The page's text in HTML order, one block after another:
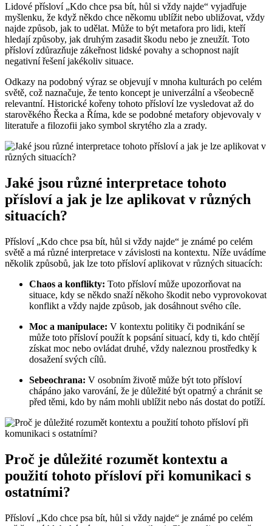
Lidové přísloví „Kdo chce psa bít, hůl si vždy najde“ vyjadřuje
myšlenku, že když někdo chce někomu ublížit nebo ubližovat, vždy
najde způsob, jak to udělat. Může to být metafora pro lidi, kteří
hledají způsoby, jak druhým zasadit škodu nebo je zneužít. Toto
přísloví zdůrazňuje zákeřnost lidské povahy a schopnost najít
negativní řešení jakékoliv situace.
Odkazy na podobný výraz se objevují v mnoha kulturách po celém
světě, což naznačuje, že tento koncept je univerzální a všeobecně
relevantní. Historické kořeny tohoto přísloví lze vysledovat až do
starověkého Řecka a Říma, kde se podobné metafory objevovaly v
literatuře a filozofii jako symbol skrytého zla a zrady.
Jaké jsou různé interpretace tohoto
přísloví a jak je lze aplikovat v různých
situacích?
Přísloví „Kdo chce psa bít, hůl si vždy najde“ je známé po celém
světě a má různé interpretace v závislosti na kontextu. Níže uvádíme
několik způsobů, jak lze toto přísloví aplikovat v různých situacích:
Chaos a konflikty: Toto přísloví může upozorňovat na
situace, kdy se někdo snaží někoho škodit nebo vyprovokovat
konflikt a vždy najde způsob, jak dosáhnout svého cíle.
Moc a manipulace: V kontextu politiky či podnikání se
může toto přísloví použít k popsání situací, kdy ti, kdo chtějí
získat moc nebo ovládat druhé, vždy naleznou prostředky k
dosažení svých cílů.
Sebeochrana: V osobním životě může být toto přísloví
chápáno jako varování, že je důležité být opatrný a chránit se
před těmi, kdo by nám mohli ublížit nebo nás dostat do potíží.
Proč je důležité rozumět kontextu a
použití tohoto přísloví při komunikaci s
ostatními?
Přísloví „Kdo chce psa bít, hůl si vždy najde“ je známé po celém